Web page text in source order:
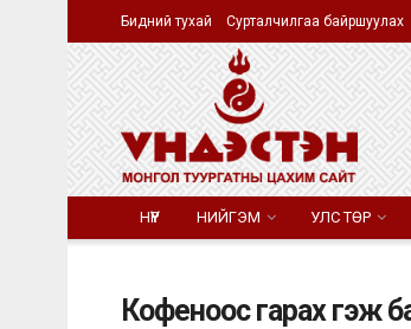
Бидний тухай Сурталчилгаа байршуулах
НҮҮР НИЙГЭМ УЛС ТӨР
Кофеноос гарах гэж